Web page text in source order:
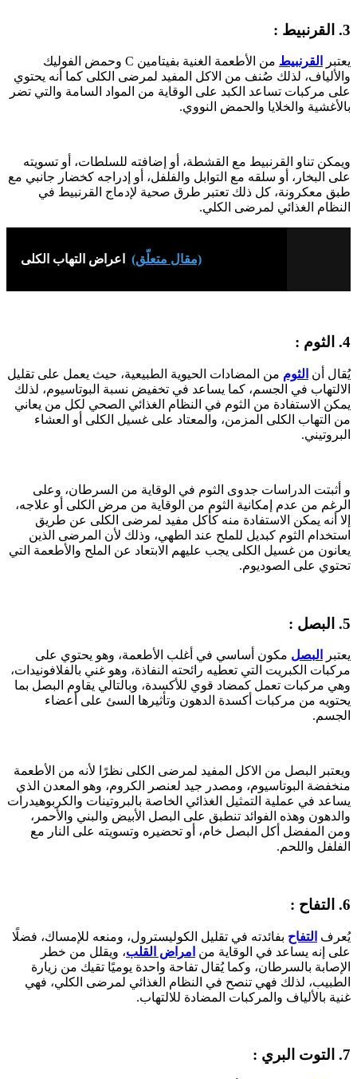
3. القرنبيط :
يعتبر القرنبيط
من الأطعمة الغنية بفيتامين C وحمض الفوليك
والألياف، لذلك صُنف من الاكل المفيد لمرضى الكلى كما أنه يحتوي
على مركبات تساعد الكبد على الوقاية من المواد السامة والتي تضر
بالأغشية والخلايا والحمض النووي.
ويمكن تناو القرنبيط مع القشطة، أو إضافته للسلطات، أو تسويته
على البخار، أو سلقه مع التوابل والفلفل، أو إدراجه كخضار جانبي مع
طبق معكرونة، كل ذلك تعتبر طرق صحية لإدماج القرنبيط في
النظام الغذائي لمرضى الكلي.
(مقال متعلّق) اعراض التهاب الكلى
4. الثوم :
يُقال أن الثوم من المضادات الحيوية الطبيعية، حيث يعمل على تقليل
الالتهاب في الجسم، كما يساعد في تخفيض نسبة البوتاسيوم، لذلك
يمكن الاستفادة من الثوم في النظام الغذائي الصحي لكل من يعاني
من التهاب الكلى المزمن، والمعتاد على غسيل الكلى أو العشاء
البروتيني.
و أثبتت الدراسات جدوى الثوم في الوقاية من السرطان، وعلى
الرغم من عدم إمكانية الثوم من الوقاية من مرض الكلى أو علاجه،
إلا أنه يمكن الاستفادة منه كأكل مفيد لمرضى الكلى عن طريق
استخدام الثوم كبديل للملح عند الطهي، وذلك لأن المرضى الذين
يعانون من غسيل الكلى يجب عليهم الابتعاد عن الملح والأطعمة التي
تحتوي على الصوديوم.
5. البصل :
يعتبر البصل مكون أساسي في أغلب الأطعمة، وهو يحتوي على
مركبات الكبريت التي تعطيه رائحته النفاذة، وهو غني بالفلافونيدات،
وهي مركبات تعمل كمضاد قوي للأكسدة، وبالتالي يقاوم البصل بما
يحتويه من مركبات أكسدة الدهون وتأثيرها السئ على أعضاء
الجسم.
ويعتبر البصل من الاكل المفيد لمرضى الكلى نظرًا لأنه من الأطعمة
منخفضة البوتاسيوم، ومصدر جيد لعنصر الكروم، وهو المعدن الذي
يساعد في عملية التمثيل الغذائي الخاصة بالبروتينات والكربوهيدرات
والدهون وهذه الفوائد تنطبق على البصل الأبيض والبني والأحمر،
ومن المفضل أكل البصل خام، أو تحضيره وتسويته على النار مع
الفلفل واللحم.
6. التفاح :
يُعرف التفاح بفائدته في تقليل الكوليسترول، ومنعه للإمساك، فضلًا
على إنه يساعد في الوقاية من امراض القلب، ويقلل من خطر
الإصابة بالسرطان، وكما يُقال تفاحة واحدة يوميًا تقيك من زيارة
الطبيب، لذلك فهي تنصح في النظام الغذائي لمرضى الكلي، فهي
غنية بالألياف والمركبات المضادة للالتهاب.
7. التوت البري :